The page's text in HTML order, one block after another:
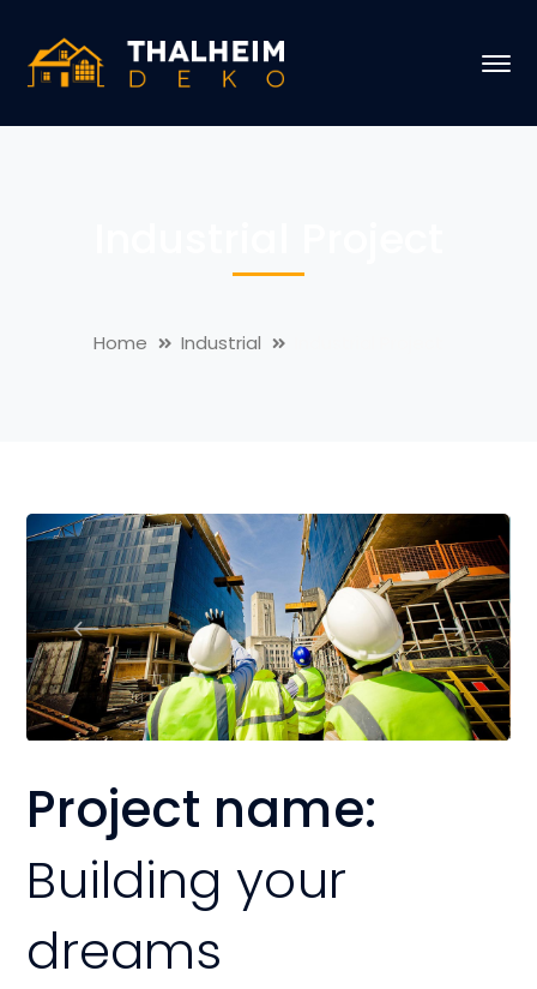
Home Industrial
Project name:
Building your
dreams